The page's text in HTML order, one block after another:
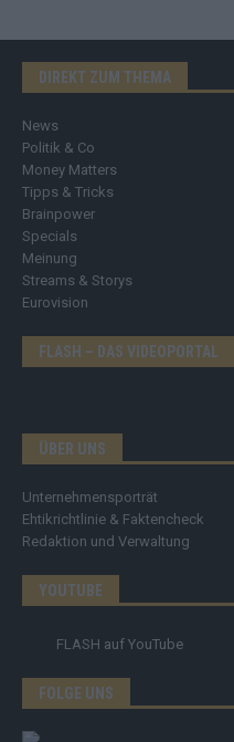
DIREKT ZUM THEMA
News
Politik & Co
Money Matters
Tipps & Tricks
Brainpower
Specials
Meinung
Streams & Storys
Eurovision
FLASH – DAS VIDEOPORTAL
ÜBER UNS
Unternehmensporträt
Ehtikrichtlinie & Faktencheck
Redaktion und Verwaltung
YOUTUBE
FLASH auf YouTube
FOLGE UNS